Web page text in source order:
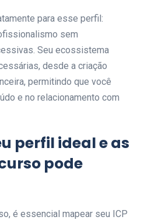
para esse perfil:
sem
Seu ecossistema
desde a criação
permitindo que você
e no relacionamento com
perfil ideal e as
pode
é essencial mapear seu ICP